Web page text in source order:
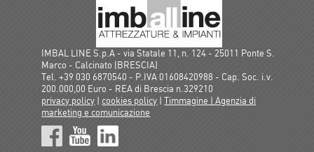
IMBAL LINE S.p.A - via Statale 11, n. 124 - 25011 Ponte S.
Marco - Calcinato (BRESCIA)
Tel. +39 030 6870540 - P.IVA 01608420988 - Cap. Soc. i.v.
200.000,00 Euro - REA di Brescia n.329210
privacy policy |cookies policy |Timmagine | Agenzia di
marketing e comunicazione